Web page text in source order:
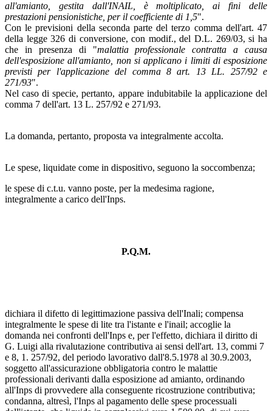
all'amianto, gestita dall'INAIL, è moltiplicato, ai fini delle
prestazioni pensionistiche, per il coefficiente di 1,5".
Con le previsioni della seconda parte del terzo comma dell'art. 47
della legge 326 di conversione, con modif., del D.L. 269/03, si ha
che in presenza di "malattia professionale contratta a causa
dell'esposizione all'amianto, non si applicano i limiti di esposizione
previsti per l'applicazione del comma 8 art. 13 LL. 257/92 e
271/93".
Nel caso di specie, pertanto, appare indubitabile la applicazione del
comma 7 dell'art. 13 L. 257/92 e 271/93.
La domanda, pertanto, proposta va integralmente accolta.
Le spese, liquidate come in dispositivo, seguono la soccombenza;
le spese di c.t.u. vanno poste, per la medesima ragione,
integralmente a carico dell'Inps.
P.Q.M.
dichiara il difetto di legittimazione passiva dell'Inali; compensa
integralmente le spese di lite tra l'istante e l'inail; accoglie la
domanda nei confronti dell'Inps e, per l'effetto, dichiara il diritto di
G. Luigi alla rivalutazione contributiva ai sensi dell'art. 13, commi 7
e 8, 1. 257/92, del periodo lavorativo dall'8.5.1978 al 30.9.2003,
soggetto all'assicurazione obbligatoria contro le malattie
professionali derivanti dalla esposizione ad amianto, ordinando
all'Inps di provvedere alla conseguente ricostruzione contributiva;
condanna, altresì, l'Inps al pagamento delle spese processuali